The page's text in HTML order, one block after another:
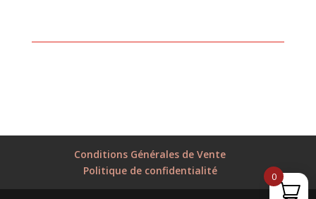
Conditions Générales de Vente
Politique de confidentialité
0